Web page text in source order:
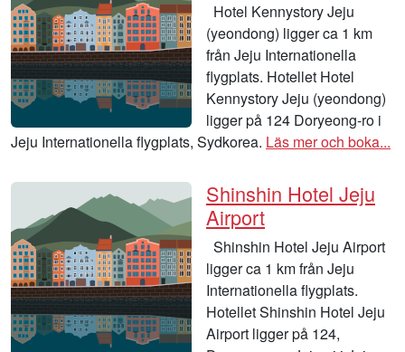
Hotel Kennystory Jeju
(yeondong) ligger ca 1 km
från Jeju Internationella
flygplats. Hotellet Hotel
Kennystory Jeju (yeondong)
ligger på 124 Doryeong-ro i
Jeju Internationella flygplats, Sydkorea. Läs mer och boka...
Shinshin Hotel Jeju
Airport
Shinshin Hotel Jeju Airport
ligger ca 1 km från Jeju
Internationella flygplats.
Hotellet Shinshin Hotel Jeju
Airport ligger på 124,